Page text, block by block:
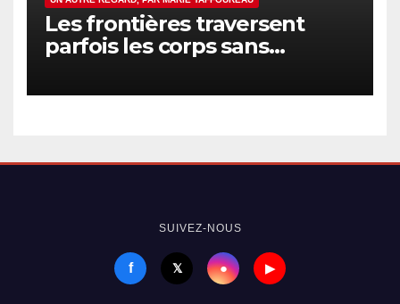
Les frontières traversent
parfois les corps sans
SUIVEZ-NOUS
f 𝕏 ● ▶